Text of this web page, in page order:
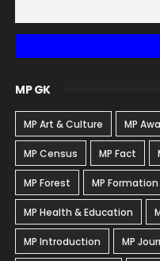
MP GK
MP Art & Culture MP
MP Census MP Fact
MP Forest MP Formation
MP Health & Education
MP Introduction MP